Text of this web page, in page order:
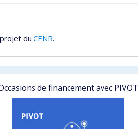
du CENR.
de financement avec PIVOT